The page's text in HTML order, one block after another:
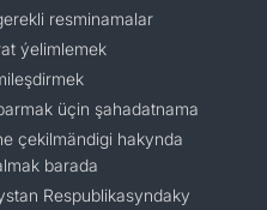
resminamalar
ýelimlemek
üçin şahadatnama
çekilmändigi hakynda
barada
Respublikasyndaky